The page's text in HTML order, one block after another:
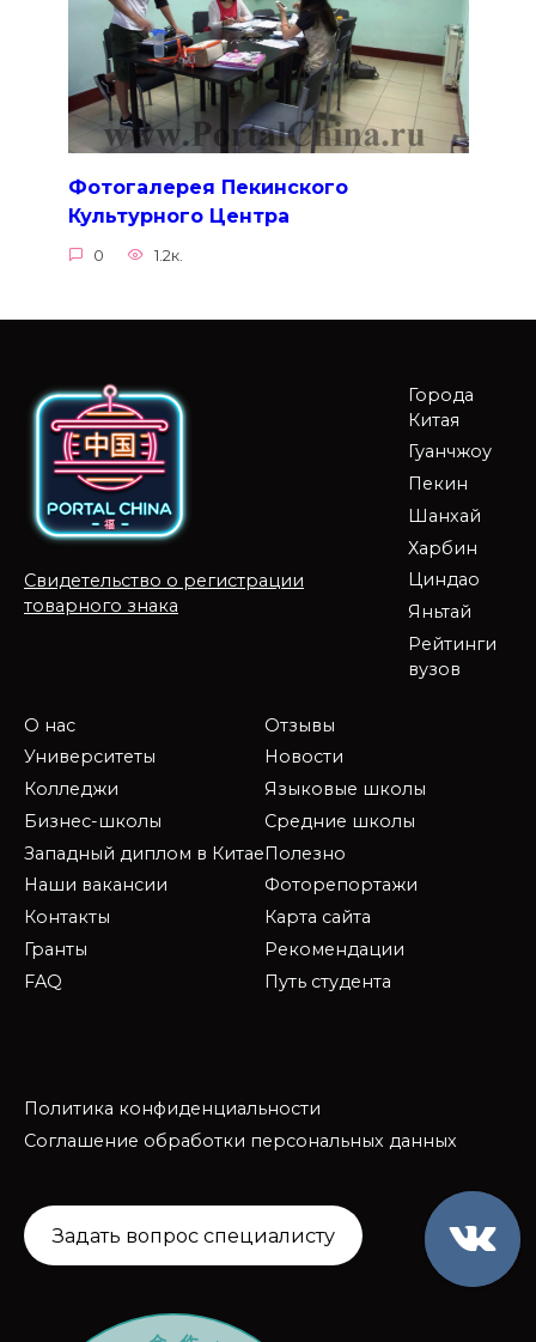
Фотогалерея Пекинского
Культурного Центра
0 1.2к.
Свидетельство о регистрации
товарного знака
Города
Китая
Гуанчжоу
Пекин
Шанхай
Харбин
Циндао
Яньтай
Рейтинги
вузов
О нас
Университеты
Колледжи
Бизнес-школы
Западный диплом в Китае
Наши вакансии
Контакты
Гранты
FAQ
Отзывы
Новости
Языковые школы
Средние школы
Полезно
Фоторепортажи
Карта сайта
Рекомендации
Путь студента
Политика конфиденциальности
Соглашение обработки персональных данных
Задать вопрос специалисту